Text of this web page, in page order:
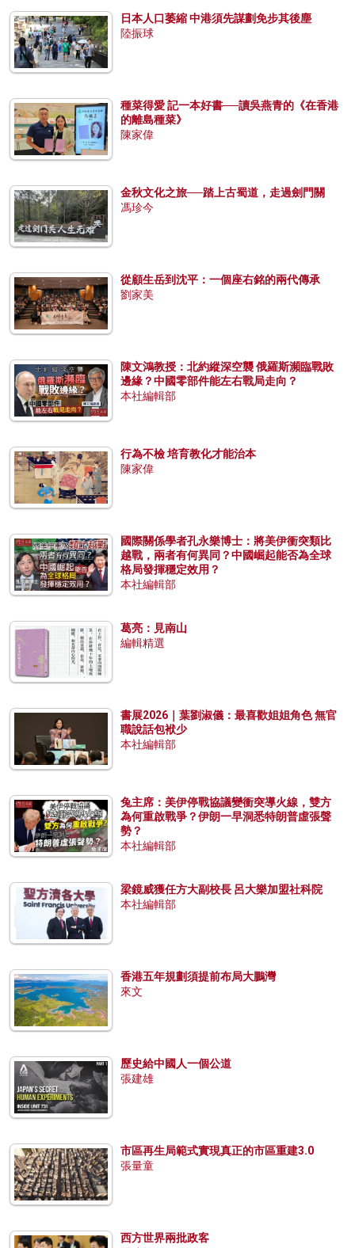
日本人口萎縮 中港須先謀劃免步其後塵
陸振球
種菜得愛 記一本好書──讀吳燕青的《在香港
的離島種菜》
陳家偉
金秋文化之旅──踏上古蜀道，走過劍門關
馮珍今
從顧生岳到沈平：一個座右銘的兩代傳承
劉家美
陳文鴻教授：北約縱深空襲 俄羅斯瀕臨戰敗
邊緣？中國零部件能左右戰局走向？
本社編輯部
行為不檢 培育教化才能治本
陳家偉
國際關係學者孔永樂博士：將美伊衝突類比
越戰，兩者有何異同？中國崛起能否為全球
格局發揮穩定效用？
本社編輯部
葛亮：見南山
編輯精選
書展2026｜葉劉淑儀：最喜歡姐姐角色 無官
職說話包袱少
本社編輯部
兔主席：美伊停戰協議變衝突導火線，雙方
為何重啟戰爭？伊朗一早洞悉特朗普虛張聲
勢？
本社編輯部
梁鏡威獲任方大副校長 呂大樂加盟社科院
本社編輯部
香港五年規劃須提前布局大鵬灣
來文
歷史給中國人一個公道
張建雄
市區再生局範式實現真正的市區重建3.0
張量童
西方世界兩批政客